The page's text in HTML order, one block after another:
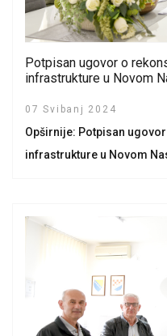
Potpisan ugovor o
infrastrukture u Novom
07 Svibanj 2024
Opširnije: Potpisan
infrastrukture u Novom